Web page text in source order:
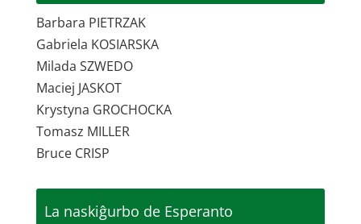
Barbara PIETRZAK
Gabriela KOSIARSKA
Milada SZWEDO
Maciej JASKOT
Krystyna GROCHOCKA
Tomasz MILLER
Bruce CRISP
La naskiĝurbo de Esperanto